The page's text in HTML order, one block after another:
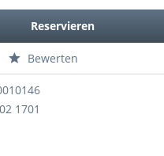
Reservieren
Bewerten
1701